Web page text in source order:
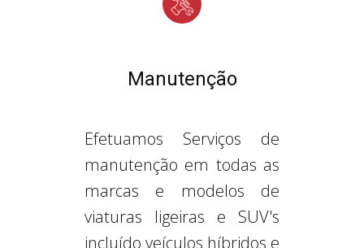
Manutenção
Efetuamos Serviços de
manutenção em todas as
marcas e modelos de
viaturas ligeiras e SUV's
incluído veículos híbridos e